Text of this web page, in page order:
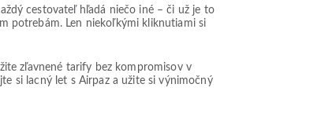
cestovateľ hľadá niečo iné – či už je to
potrebám. Len niekoľkými kliknutiami si
zľavnené tarify bez kompromisov v
si lacný let s Airpaz a užite si výnimočný